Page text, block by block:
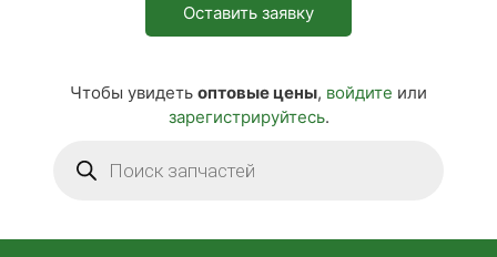
Оставить заявку
Чтобы увидеть оптовые цены, войдите или
зарегистрируйтесь.
товаров